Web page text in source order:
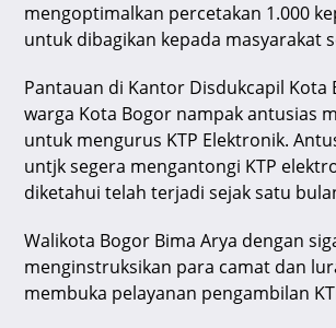
p o
k
mengoptimalkan percetakan 1.000
untuk dibagikan kepada masyarakat
Pantauan di Kantor Disdukcapil Kota
warga Kota Bogor nampak antusias
untuk mengurus KTP Elektronik.
untjk segera mengantongi KTP
diketahui telah terjadi sejak satu
Walikota Bogor Bima Arya dengan
menginstruksikan para camat dan
membuka pelayanan pengambilan